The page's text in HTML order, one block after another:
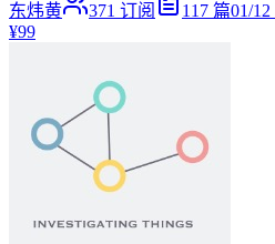
东炜黄 371 订阅 117 篇01/12
¥99